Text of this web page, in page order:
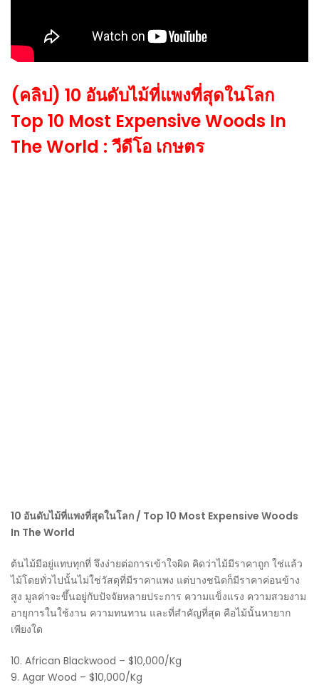
(คลิป) 10 อันดับไม้ที่แพงที่สุดในโลก
Top 10 Most Expensive Woods In
The World : วีดีโอ เกษตร
10 อันดับไม้ที่แพงที่สุดในโลก / Top 10 Most Expensive Woods
In The World
ต้นไม้มีอยู่แทบทุกที่ จึงง่ายต่อการเข้าใจผิด คิดว่าไม้มีราคาถูก ใช่แล้ว
ไม้โดยทั่วไปนั้นไม่ใช่วัสดุที่มีราคาแพง แต่บางชนิดก็มีราคาค่อนข้าง
สูง มูลค่าจะขึ้นอยู่กับปัจจัยหลายประการ ความแข็งแรง ความสวยงาม
อายุการในใช้งาน ความทนทาน และที่สำคัญที่สุด คือไม้นั้นหายาก
เพียงใด
10. African Blackwood – $10,000/Kg
9. Agar Wood – $10,000/Kg